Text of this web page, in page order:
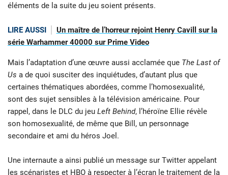
éléments de la suite du jeu soient présents.
LIRE AUSSI
Un maître de l’horreur rejoint Henry Cavill sur la
série Warhammer 40000 sur Prime Video
Mais l’adaptation d’une œuvre aussi acclamée que The Last of
Us a de quoi susciter des inquiétudes, d’autant plus que
certaines thématiques abordées, comme l’homosexualité,
sont des sujet sensibles à la télévision américaine. Pour
rappel, dans le DLC du jeu Left Behind, l’héroïne Ellie révèle
son homosexualité, de même que Bill, un personnage
secondaire et ami du héros Joel.
Une internaute a ainsi publié un message sur Twitter appelant
les scénaristes et HBO à respecter à l’écran le traitement de la